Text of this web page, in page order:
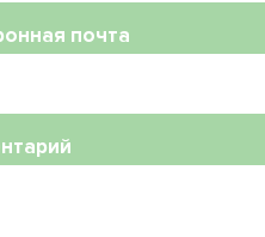
почта